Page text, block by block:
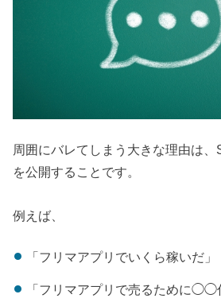
周囲にバレてしまう大きな理由は
を公開することです。
例えば、
「フリマアプリでいくら稼いだ」
「フリマアプリで売るために◯◯